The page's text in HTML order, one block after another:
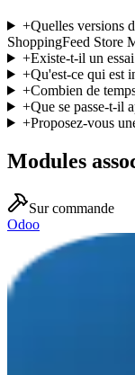
+Quelles versions
ShoppingFeed Store
+Existe-t-il un
+Qu'est-ce qui est
+Combien de
+Que se passe-t-il
+Proposez-vous
Modules
Sur commande
Odoo